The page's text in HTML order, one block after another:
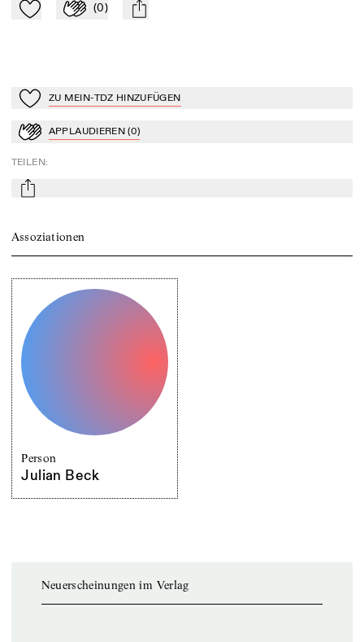
Zu Mein-TdZ hinzufügen
Applaudieren
(0) mail
Zu Mein-TdZ hinzufügen
ZU MEIN-TDZ HINZUFÜGEN
ApplaudierenAPPLAUDIEREN (0)
TEILEN:
mail
Assoziationen
Person
Julian Beck
Neuerscheinungen im Verlag